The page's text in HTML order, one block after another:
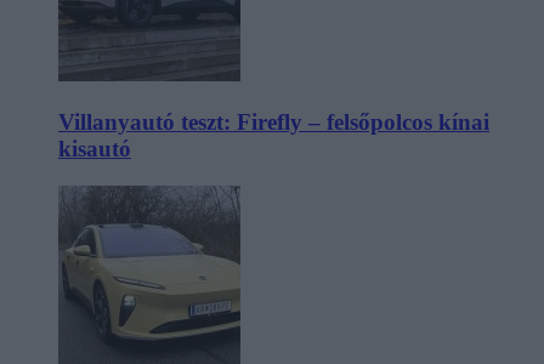
Villanyautó teszt: Firefly – felsőpolcos kínai
kisautó